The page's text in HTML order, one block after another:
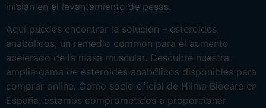
inician en el levantamiento de pesas.
Aquí puedes encontrar la solución – esteroides
anabólicos, un remedio common para el aumento
acelerado de la masa muscular. Descubre nuestra
amplia gama de esteroides anabólicos disponibles para
comprar online. Como socio oficial de Hilma Biocare en
España, estamos comprometidos a proporcionar